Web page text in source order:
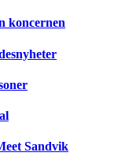
koncernen
Sandvik